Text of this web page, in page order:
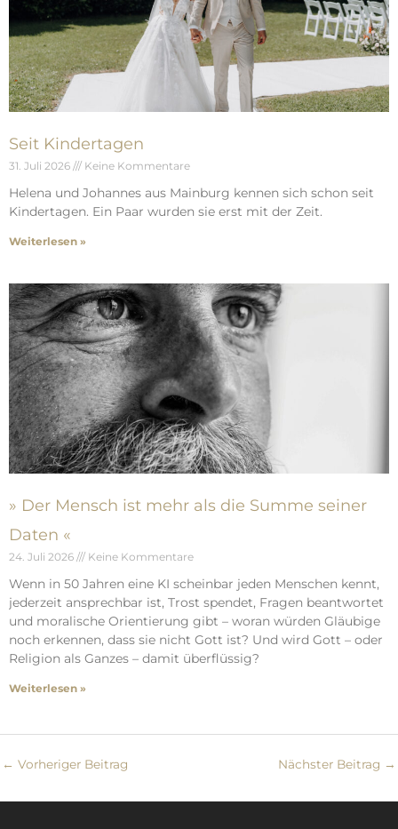
Seit Kindertagen
31. Juli 2026 Keine Kommentare
Helena und Johannes aus Mainburg kennen sich schon seit
Kindertagen. Ein Paar wurden sie erst mit der Zeit.
Weiterlesen »
» Der Mensch ist mehr als die Summe seiner
Daten «
24. Juli 2026 Keine Kommentare
Wenn in 50 Jahren eine KI scheinbar jeden Menschen kennt,
jederzeit ansprechbar ist, Trost spendet, Fragen beantwortet
und moralische Orientierung gibt – woran würden Gläubige
noch erkennen, dass sie nicht Gott ist? Und wird Gott – oder
Religion als Ganzes – damit überflüssig?
Weiterlesen »
← Vorheriger Beitrag Nächster Beitrag →